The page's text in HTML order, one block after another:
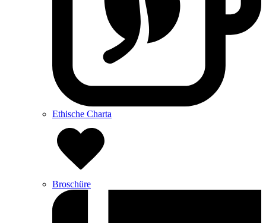
Ethische Charta
Broschüre